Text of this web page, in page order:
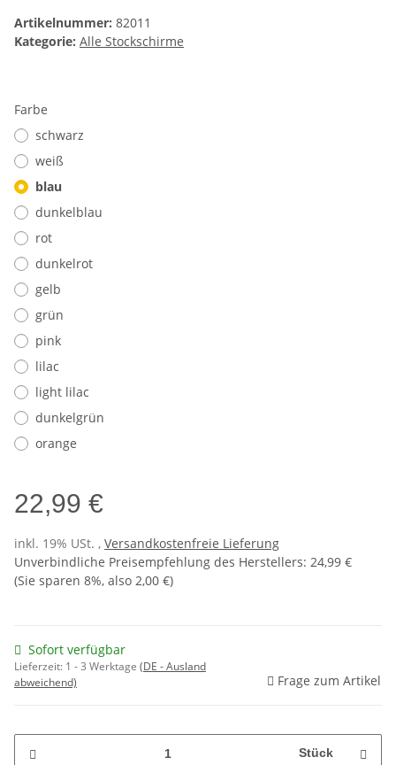
Artikelnummer: 82011
Kategorie: Alle Stockschirme
Farbe
schwarz
weiß
blau
dunkelblau
rot
dunkelrot
gelb
grün
pink
lilac
light lilac
dunkelgrün
orange
22,99 €
inkl. 19% USt. , Versandkostenfreie Lieferung
Unverbindliche Preisempfehlung des Herstellers: 24,99 €
(Sie sparen 8%, also 2,00 €)
Sofort verfügbar
Lieferzeit: 1 - 3 Werktage (DE - Ausland
abweichend)
Frage zum Artikel
Stück